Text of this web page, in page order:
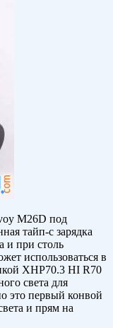
M26D под
тайп-с зарядка
и при столь
использоваться в
XHP70.3 HI R70
света для
это первый конвой
и прям на